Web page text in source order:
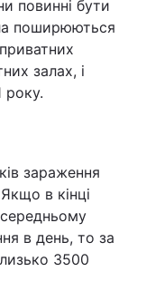
повинні бути
поширюються
залах, і
року.
зараження
в кінці
в день, то за
3500